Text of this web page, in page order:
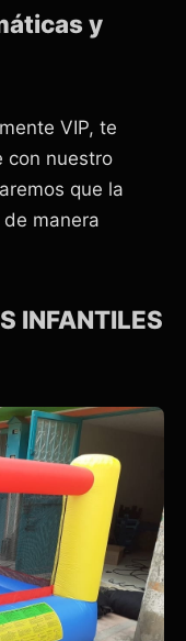
y
VIP, te
con nuestro
que la
manera
INFANTILES